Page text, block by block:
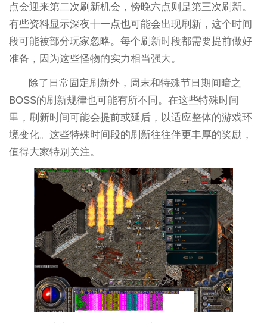
点会迎来第二次刷新机会，傍晚六点则是第三次刷新。
有些资料显示深夜十一点也可能会出现刷新，这个时间
段可能被部分玩家忽略。每个刷新时段都需要提前做好
准备，因为这些怪物的实力相当强大。
除了日常固定刷新外，周末和特殊节日期间暗之
BOSS的刷新规律也可能有所不同。在这些特殊时间
里，刷新时间可能会提前或延后，以适应整体的游戏环
境变化。这些特殊时间段的刷新往往伴更丰厚的奖励，
值得大家特别关注。